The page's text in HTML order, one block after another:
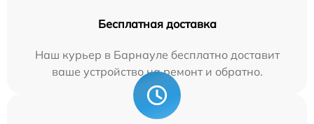
Бесплатная доставка
Наш курьер в Барнауле бесплатно доставит
ваше устройство на ремонт и обратно.